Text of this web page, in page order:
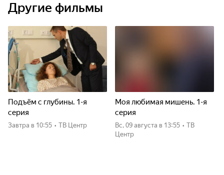
Другие фильмы
Подъём с глубины. 1-я
серия
Завтра в 10:55 • ТВ Центр
Моя любимая мишень. 1-я
серия
вс, 09 августа в 13:55 • ТВ
Центр